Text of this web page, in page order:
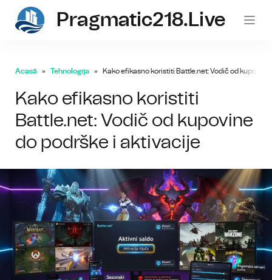
Pragmatic218.live
Acasă Tehnologija Kako efikasno koristiti Battle.net: Vodič od
Kako efikasno koristiti
Battle.net: Vodič od kupovine
do podrške i aktivacije